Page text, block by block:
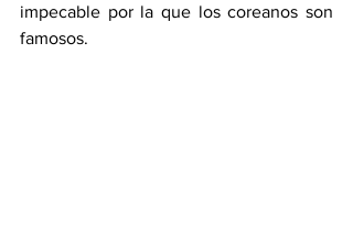
impecable por la que los coreanos son
famosos.